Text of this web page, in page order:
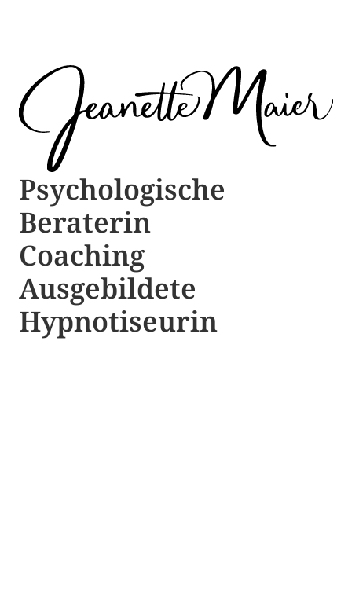
Psychologische ​​
Beraterin
Coaching
Ausgebildete​ ​
Hypnotiseurin